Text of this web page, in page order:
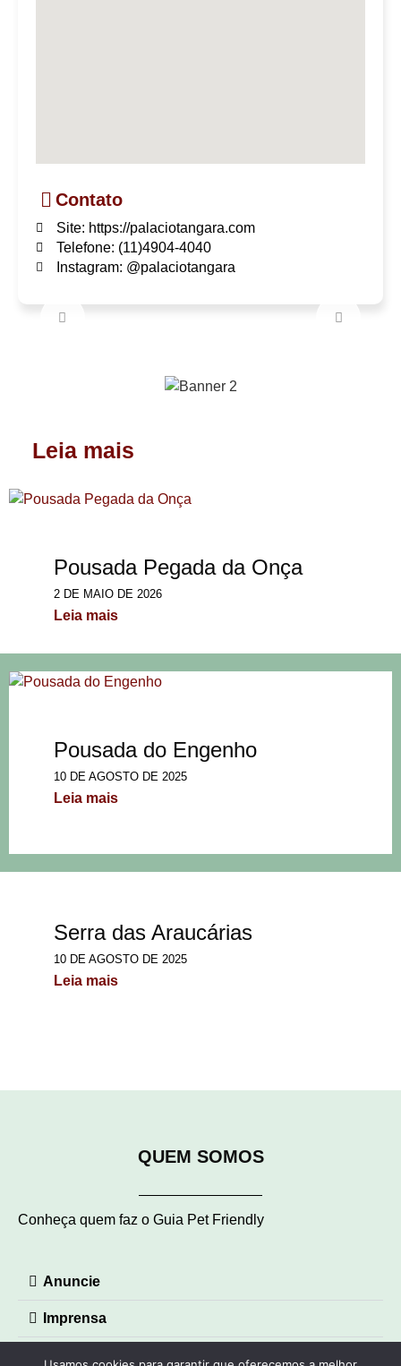
Contato
Site: https://palaciotangara.com
Telefone: (11)4904-4040
Instagram: @palaciotangara
Leia mais
Pousada Pegada da Onça
2 DE MAIO DE 2026
Leia mais
Pousada do Engenho
10 DE AGOSTO DE 2025
Leia mais
Serra das Araucárias
10 DE AGOSTO DE 2025
Leia mais
QUEM SOMOS
Conheça quem faz o Guia Pet Friendly
Anuncie
Imprensa